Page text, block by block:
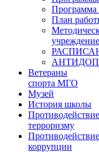
Программа
План
Ветераны
спорта МГО
Музей
История школы
Противодействие
терроризму
Противодействие
коррупции